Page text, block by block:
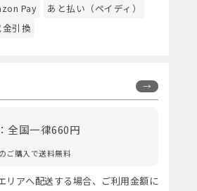
Pay
あと払い（ペイディ）
金引換
全国一律660円
ご購入で送料無料
アへ配送する場合、ご利用金額に